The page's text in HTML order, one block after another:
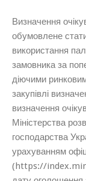
Визначення
обумовлене
використання
замовника за
діючими
закупівлі
визначення
Міністерства
господарства
урахуванням
(https://